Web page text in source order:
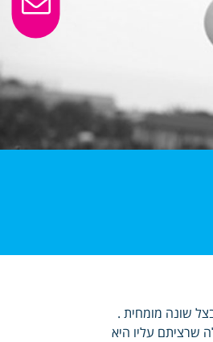
שונה מומחית .
שרציתם עליו היא